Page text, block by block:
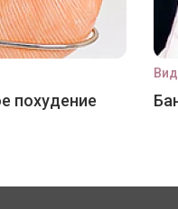
похудение